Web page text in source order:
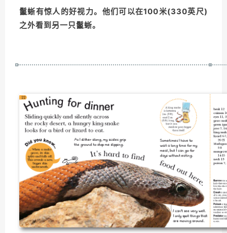
鬣蜥有惊人的好视力。他们可以在100米(330英尺)
之外看到另一只鬣蜥。